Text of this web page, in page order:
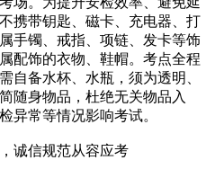
携带钥匙、磁卡、充电器、打
手镯、戒指、项链、发卡等饰
配饰的衣物、鞋帽。考点全程
自备水杯、水瓶，须为透明、
随身物品，杜绝无关物品入
异常等情况影响考试。
诚信规范从容应考